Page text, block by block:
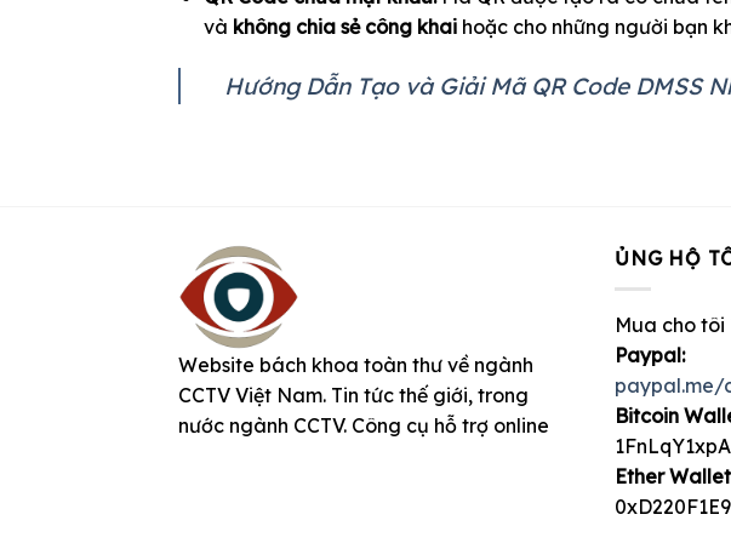
và không chia sẻ công khaihoặc cho những người bạn
Hướng Dẫn Tạo và Giải Mã QR Code DMSS
Website bách khoa toàn thư về ngành
CCTV Việt Nam. Tin tức thế giới, trong
nước ngành CCTV. Công cụ hỗ trợ online
ỦNG HỘ
Mua cho tôi
Paypal:
paypal.me/
Bitcoin
Ether